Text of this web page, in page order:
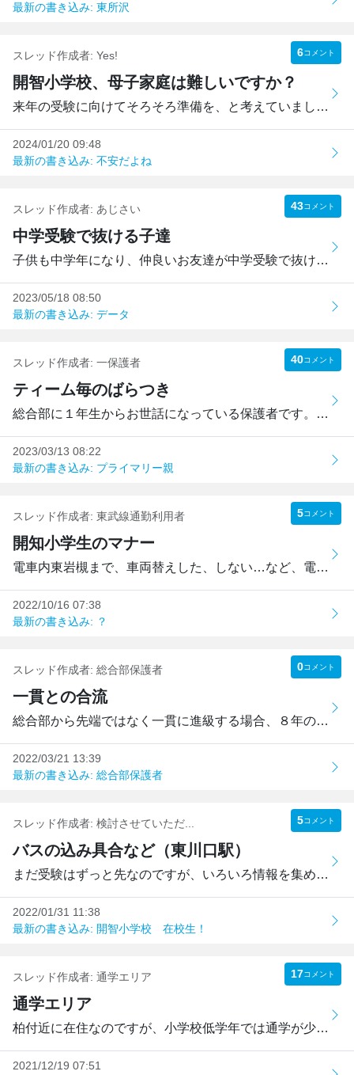
最新の書き込み: 東所沢
スレッド作成者: Yes! 6コメント
開智小学校、母子家庭は難しいですか？
来年の受験に向けてそろそろ準備を、と考えていましたが、も...
2024/01/20 09:48
最新の書き込み: 不安だよね
スレッド作成者: あじさい 43コメント
中学受験で抜ける子達
子供も中学年になり、仲良いお友達が中学受験で抜ける、とい...
2023/05/18 08:50
最新の書き込み: データ
スレッド作成者: 一保護者 40コメント
ティーム毎のばらつき
総合部に１年生からお世話になっている保護者です。総合部の...
2023/03/13 08:22
最新の書き込み: プライマリー親
スレッド作成者: 東武線通勤利用者 5コメント
開知小学生のマナー
電車内東岩槻まで、車両替えした、しない…など、電車連結上で...
2022/10/16 07:38
最新の書き込み: ？
スレッド作成者: 総合部保護者 0コメント
一貫との合流
総合部から先端ではなく一貫に進級する場合、８年のZ会模試の...
2022/03/21 13:39
最新の書き込み: 総合部保護者
スレッド作成者: 検討させていただ... 5コメント
バスの込み具合など（東川口駅）
まだ受験はずっと先なのですが、いろいろ情報を集めさせてい...
2022/01/31 11:38
最新の書き込み: 開智小学校 在校生！
スレッド作成者: 通学エリア 17コメント
通学エリア
柏付近に在住なのですが、小学校低学年では通学が少し大変か...
2021/12/19 07:51